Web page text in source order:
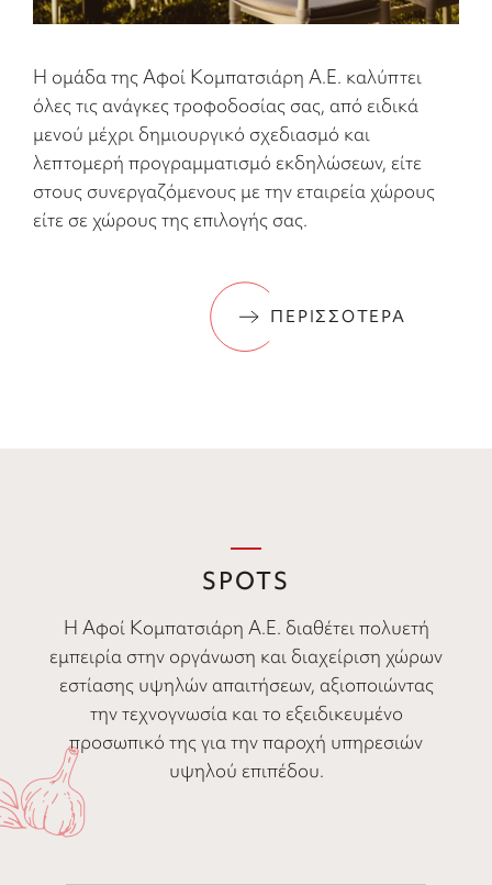
Η ομάδα της Αφοί Κομπατσιάρη Α.Ε. καλύπτει
όλες τις ανάγκες τροφοδοσίας σας, από ειδικά
μενού μέχρι δημιουργικό σχεδιασμό και
λεπτομερή προγραμματισμό εκδηλώσεων, είτε
στους συνεργαζόμενους με την εταιρεία χώρους
είτε σε χώρους της επιλογής σας.
ΠΕΡΙΣΣΟΤΕΡΑ
SPOTS
Η Αφοί Κομπατσιάρη Α.Ε. διαθέτει πολυετή
εμπειρία στην οργάνωση και διαχείριση χώρων
εστίασης υψηλών απαιτήσεων, αξιοποιώντας
την τεχνογνωσία και το εξειδικευμένο
προσωπικό της για την παροχή υπηρεσιών
υψηλού επιπέδου.